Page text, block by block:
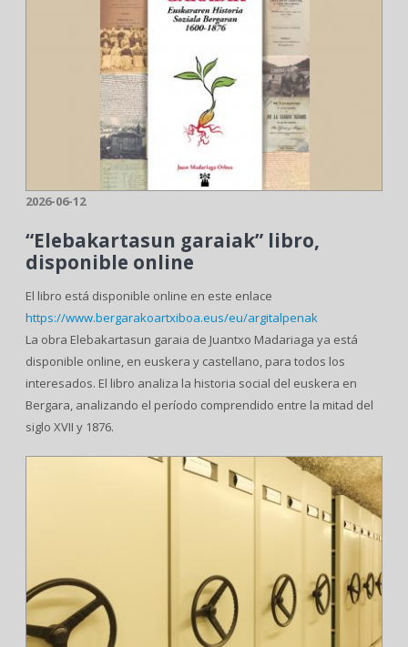
2026-06-12
“Elebakartasun garaiak” libro,
disponible online
El libro está disponible online en este enlace
https://www.bergarakoartxiboa.eus/eu/argitalpenak
La obra Elebakartasun garaia de Juantxo Madariaga ya está
disponible online, en euskera y castellano, para todos los
interesados. El libro analiza la historia social del euskera en
Bergara, analizando el período comprendido entre la mitad del
siglo XVII y 1876.